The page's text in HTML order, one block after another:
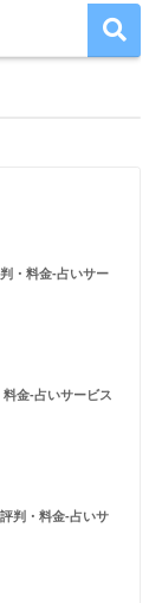
・料金-占いサー
金-占いサービス
判・料金-占いサ